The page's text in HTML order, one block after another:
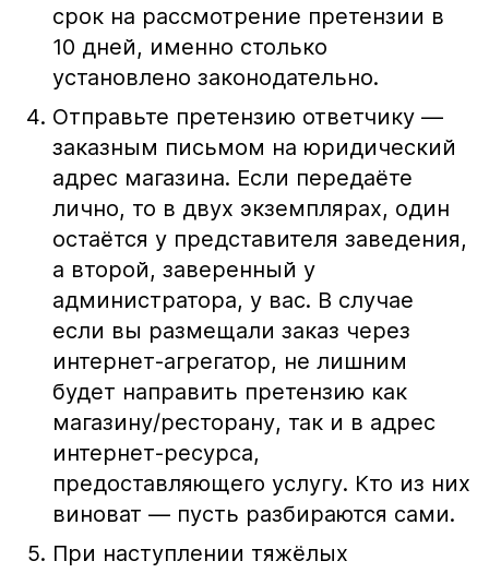
срок на рассмотрение претензии в
10 дней, именно столько
установлено законодательно.
Отправьте претензию ответчику —
заказным письмом на юридический
адрес магазина. Если передаёте
лично, то в двух экземплярах, один
остаётся у представителя заведения,
а второй, заверенный у
администратора, у вас. В случае
если вы размещали заказ через
интернет-агрегатор, не лишним
будет направить претензию как
магазину/ресторану, так и в адрес
интернет-ресурса,
предоставляющего услугу. Кто из них
виноват — пусть разбираются сами.
При наступлении тяжёлых